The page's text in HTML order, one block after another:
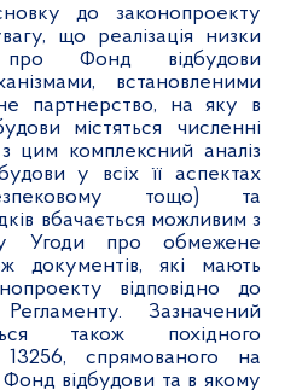
до законопроекту
що реалізація низки
Фонд відбудови
встановленими
партнерство, на яку в
містяться численні
цим комплексний аналіз
у всіх її аспектах
тощо) та
вбачається можливим з
Угоди про обмежене
документів, які мають
відповідно до
Зазначений
також похідного
спрямованого на
відбудови та в якому